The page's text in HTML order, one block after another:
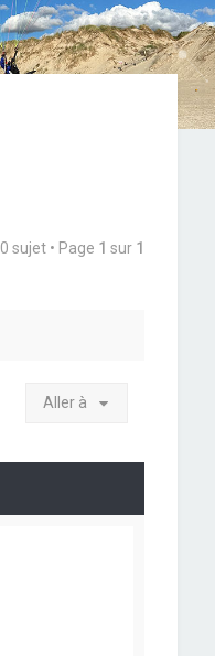
0 sujet • Page 1 sur 1
Aller à